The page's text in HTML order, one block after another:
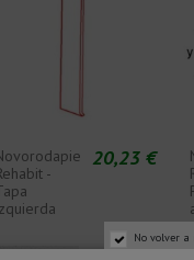
-
20,23 €
No volver a